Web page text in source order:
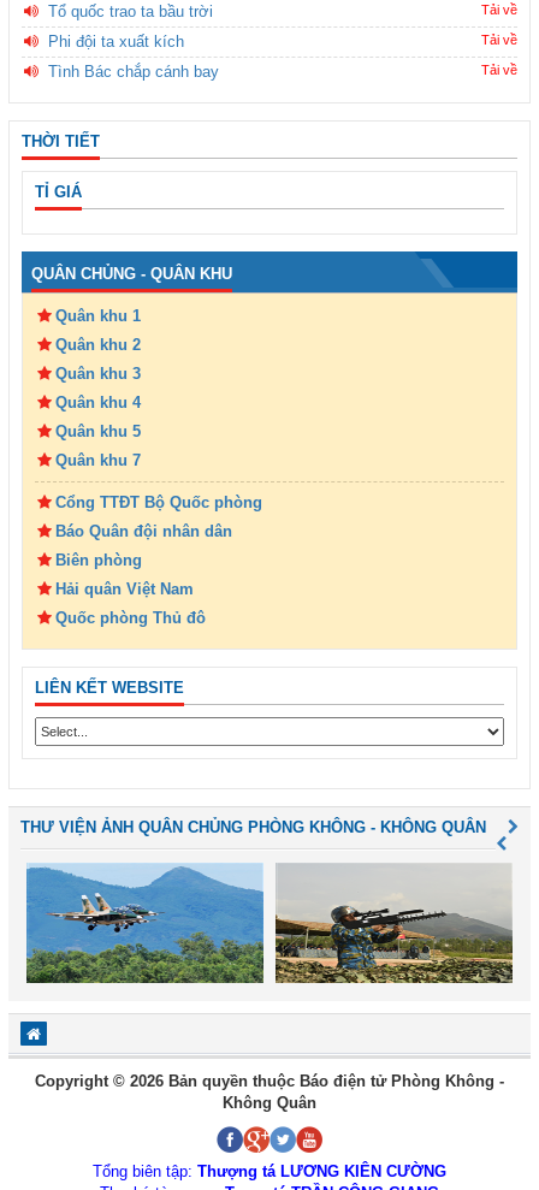
Tổ quốc trao ta bầu trời Tải về
Phi đội ta xuất kích Tải về
Tình Bác chắp cánh bay Tải về
THỜI TIẾT
TỈ GIÁ
QUÂN CHỦNG - QUÂN KHU
Quân khu 1
Quân khu 2
Quân khu 3
Quân khu 4
Quân khu 5
Quân khu 7
Cổng TTĐT Bộ Quốc phòng
Báo Quân đội nhân dân
Biên phòng
Hải quân Việt Nam
Quốc phòng Thủ đô
LIÊN KẾT WEBSITE
THƯ VIỆN ẢNH QUÂN CHỦNG PHÒNG KHÔNG - KHÔNG QUÂN
Copyright © 2026 Bản quyền thuộc Báo điện tử Phòng Không -
Không Quân
Tổng biên tập: Thượng tá LƯƠNG KIÊN CƯỜNG